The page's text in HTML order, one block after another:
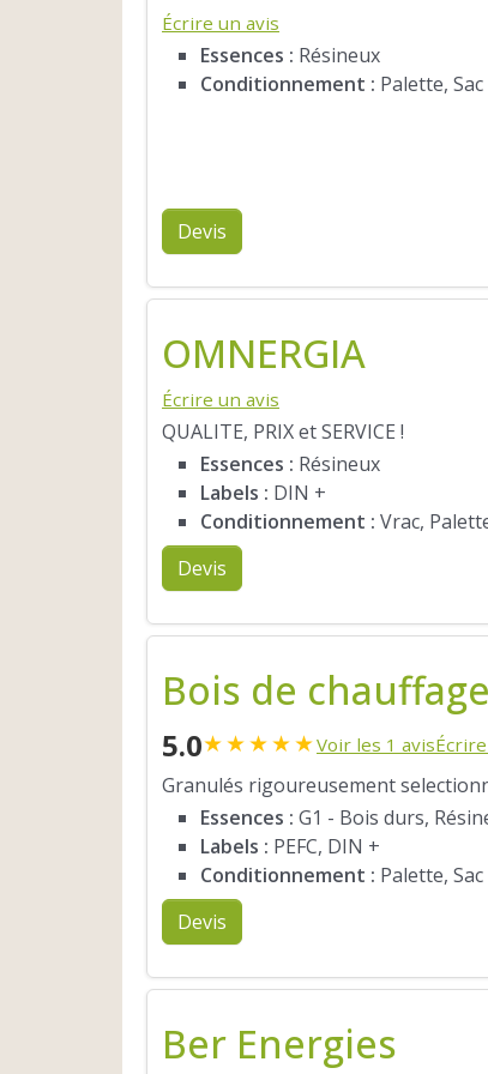
Écrire un avis
Essences : Résineux
Conditionnement : Palette, Sac
Devis
OMNERGIA
Écrire un avis
QUALITE, PRIX et SERVICE !
Essences : Résineux
Labels : DIN +
Conditionnement : Vrac,
Devis
Bois de
5.0★★★★★Voir les 1 avis
Granulés rigoureusement
Essences : G1 - Bois durs,
Labels : PEFC, DIN +
Conditionnement : Palette, Sac
Devis
Ber Energies